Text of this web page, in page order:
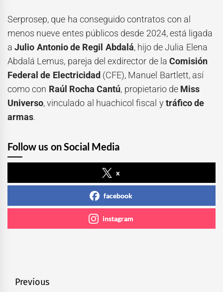
Serprosep, que ha conseguido contratos con al
menos nueve entes públicos desde 2024, está ligada
a Julio Antonio de Regil Abdalá, hijo de Julia Elena
Abdalá Lemus, pareja del exdirector de laComisión
Federal de Electricidad (CFE), Manuel Bartlett, así
como con Raúl Rocha Cantú, propietario de Miss
Universo, vinculado al huachicol fiscal ytráfico de
armas.
Follow us on Social Media
x
facebook
instagram
Navegación
Previous